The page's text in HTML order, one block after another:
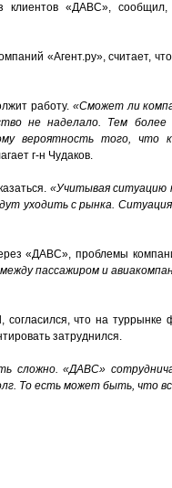
клиентов «ДАВС»,
«Агент.ру», считает,
работу. «Сможет ли
не наделало. Тем
вероятность того, что
г-н Чудаков.
«Учитывая ситуацию
уходить с рынка.
«ДАВС», проблемы
пассажиром и
согласился, что на
затруднился.
сложно. «ДАВС»
То есть может быть, что